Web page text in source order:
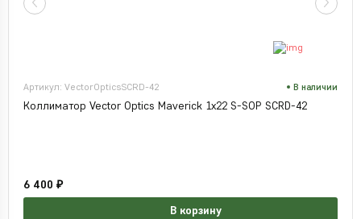
Артикул: VectorOpticsSCRD-42 В наличии
Коллиматор Vector Optics Maverick 1x22 S-SOP SCRD-42
6 400 ₽
В корзину